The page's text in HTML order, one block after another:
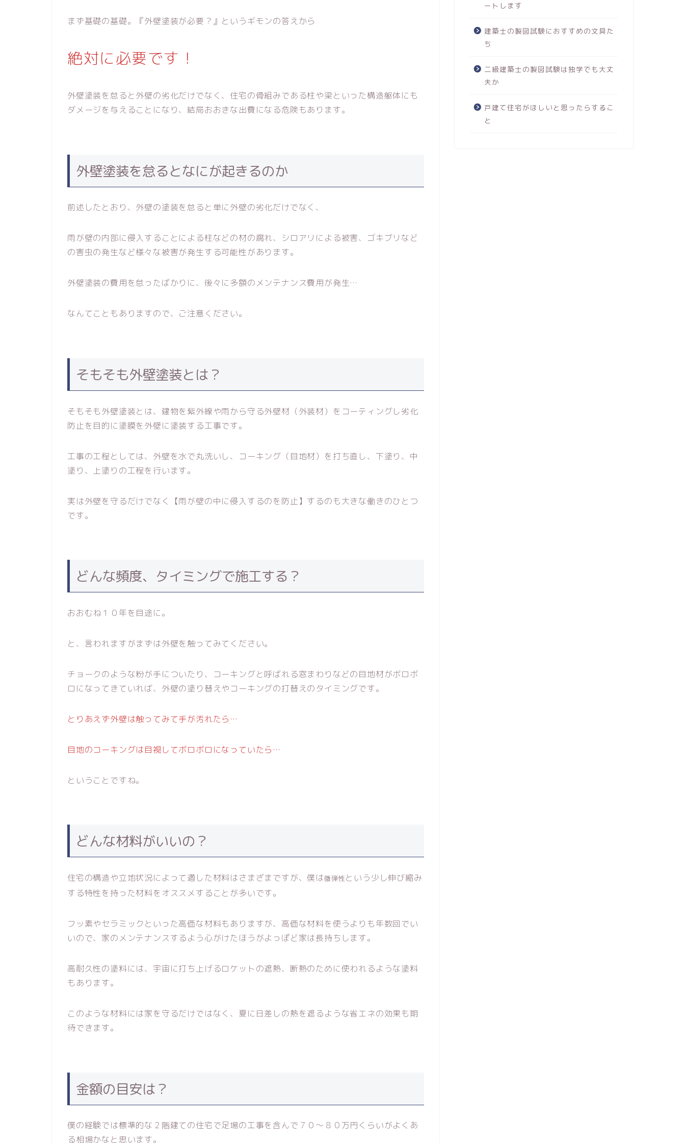
まず基礎の基礎。『外壁塗装が必要？』というギモンの答えから
絶対に必要です！
外壁塗装を怠ると外壁の劣化だけでなく、住宅の骨組みである柱や梁といった構造躯体にも
ダメージを与えることになり、結局おおきな出費になる危険もあります。
外壁塗装を怠るとなにが起きるのか
前述したとおり、外壁の塗装を怠ると単に外壁の劣化だけでなく、
雨が壁の内部に侵入することによる柱などの材の腐れ、シロアリによる被害、ゴキブリなど
の害虫の発生など様々な被害が発生する可能性があります。
外壁塗装の費用を怠ったばかりに、後々に多額のメンテナンス費用が発生…
なんてこともありますので、ご注意ください。
そもそも外壁塗装とは？
そもそも外壁塗装とは、建物を紫外線や雨から守る外壁材（外装材）をコーティングし劣化
防止を目的に塗膜を外壁に塗装する工事です。
工事の工程としては、外壁を水で丸洗いし、コーキング（目地材）を打ち直し、下塗り、中
塗り、上塗りの工程を行います。
実は外壁を守るだけでなく【雨が壁の中に侵入するのを防止】するのも大きな働きのひとつ
です。
どんな頻度、タイミングで施工する？
おおむね１０年を目途に。
と、言われますがまずは外壁を触ってみてください。
チョークのような粉が手についたり、コーキングと呼ばれる窓まわりなどの目地材がボロボ
ロになってきていれば、外壁の塗り替えやコーキングの打替えのタイミングです。
とりあえず外壁は触ってみて手が汚れたら…
目地のコーキングは目視してボロボロになっていたら…
ということですね。
どんな材料がいいの？
住宅の構造や立地状況によって適した材料はさまざまですが、僕は微弾性 という少し伸び縮み
する特性を持った材料をオススメすることが多いです。
フッ素やセラミックといった高価な材料もありますが、高価な材料を使うよりも年数回でい
いので、家のメンテナンスするよう心がけたほうがよっぽど家は長持ちします。
高耐久性の塗料には、宇宙に打ち上げるロケットの遮熱、断熱のために使われるような塗料
もあります。
このような材料には家を守るだけではなく、夏に日差しの熱を遮るような省エネの効果も期
待できます。
金額の目安は？
僕の経験では標準的な２階建ての住宅で足場の工事を含んで７０～８０万円くらいがよくあ
る相場かなと思います。
ートします
建築士の製図試験におすすめの文具た
ち
二級建築士の製図試験は独学でも大丈
夫か
戸建て住宅がほしいと思ったらするこ
と